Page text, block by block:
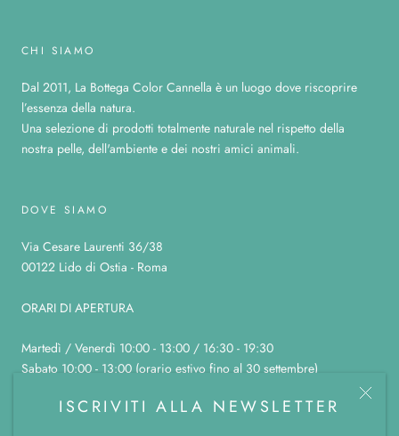
ISCRIVITI ALLA NEWSLETTER
CHI SIAMO
Dal 2011, La Bottega Color Cannella è un luogo dove riscoprire
l’essenza della natura.
Una selezione di prodotti totalmente naturale nel rispetto della
nostra pelle, dell'ambiente e dei nostri amici animali.
DOVE SIAMO
Via Cesare Laurenti 36/38
00122 Lido di Ostia - Roma
ORARI DI APERTURA
Martedì / Venerdì 10:00 - 13:00 / 16:30 - 19:30
Sabato 10:00 - 13:00 (orario estivo fino al 30 settembre)